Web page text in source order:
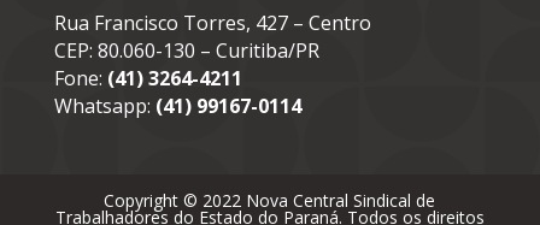
Rua Francisco Torres, 427 – Centro
CEP: 80.060-130 – Curitiba/PR
Fone: (41) 3264-4211
Whatsapp: (41) 99167-0114
Copyright © 2022 Nova Central Sindical de
Trabalhadores do Estado do Paraná. Todos os direitos